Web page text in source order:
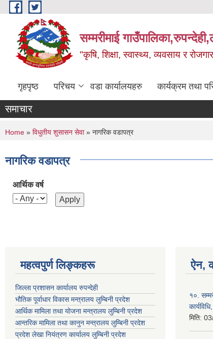
Skip to main content
सम्मरीमाई
"कृषि, शिक्षा, स्वास्थ्य, व्यवसाय र
गृहपृष्ठ परिचय वडा कार्यालयहरु कार्यक्रम तथा
समाचार
You are here
Home » विधुतीय शुसासन सेवा» नागरिक वडापत्र
नागरिक वडापत्र
आर्थिक वर्ष
महत्वपुर्ण लिङ्कहरू
जिल्ला प्रशासन कार्यालय रुपन्देही
भौतिक पूर्वाधार विकास मन्त्रालय लुम्बिनी प्रदेश
आर्थिक मामिला तथा योजना मन्त्रालय लुम्बिनी प्रदेश
आन्तरिक मामिला तथा कानुन मन्त्रालय लुम्बिनी प्रदेश
प्रदेश लेखा नियंत्रण कार्यालय लुम्बिनी प्रदेश
ऐन,
१०.
मिति: